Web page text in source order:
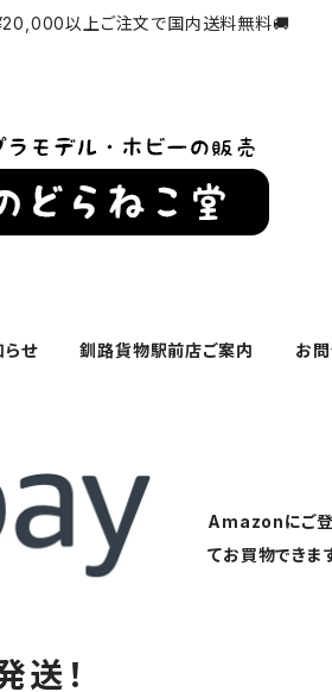
以上ご注文で国内送料無料🚚
らせ 釧路貨物駅前店ご案内 お
Amazonにご登
てお買物できま
送！